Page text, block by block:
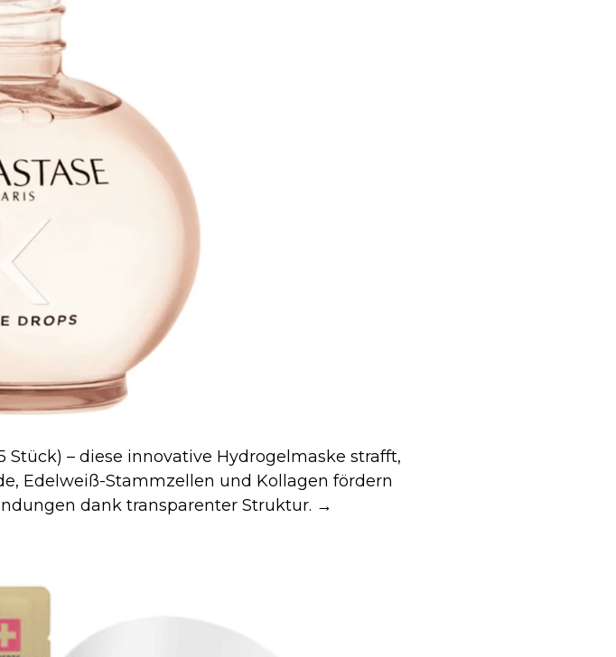
Stück) – diese innovative Hydrogelmaske strafft,
Edelweiß-Stammzellen und Kollagen fördern
dank transparenter Struktur. →